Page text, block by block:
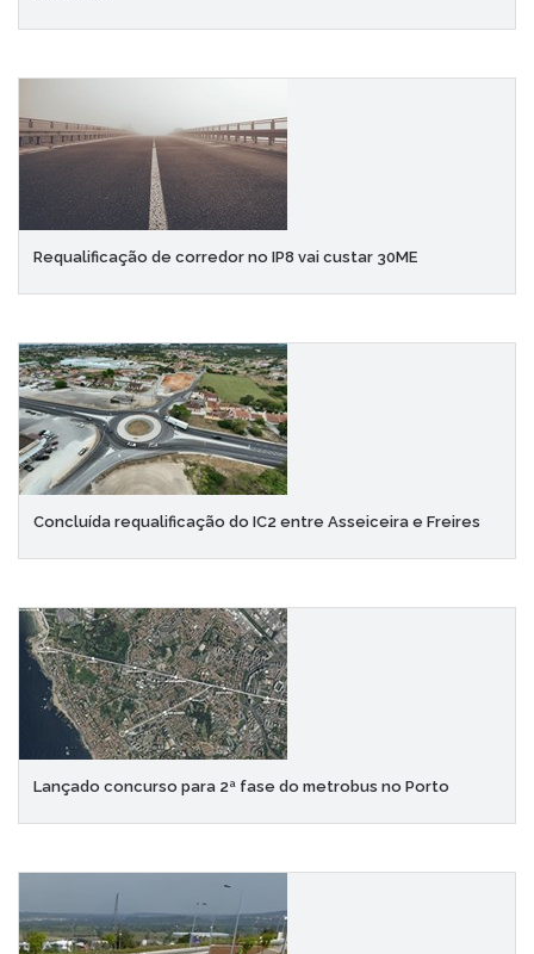
Requalificação de corredor no IP8 vai custar 30ME
Concluída requalificação do IC2 entre Asseiceira e Freires
Lançado concurso para 2ª fase do metrobus no Porto